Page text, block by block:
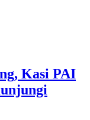
Kasi PAI